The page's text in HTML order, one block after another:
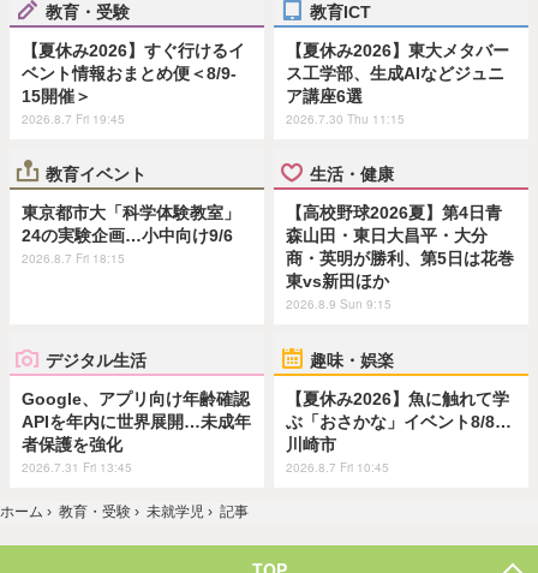
教育・受験
【夏休み2026】すぐ行けるイ
ベント情報おまとめ便＜8/9-
15開催＞
2026.8.7 Fri 19:45
教育ICT
【夏休み2026】東大メタバー
ス工学部、生成AIなどジュニ
ア講座6選
2026.7.30 Thu 11:15
教育イベント
東京都市大「科学体験教室」
24の実験企画…小中向け9/6
2026.8.7 Fri 18:15
生活・健康
【高校野球2026夏】第4日青
森山田・東日大昌平・大分
商・英明が勝利、第5日は花巻
東vs新田ほか
2026.8.9 Sun 9:15
デジタル生活
Google、アプリ向け年齢確認
APIを年内に世界展開…未成年
者保護を強化
2026.7.31 Fri 13:45
趣味・娯楽
【夏休み2026】魚に触れて学
ぶ「おさかな」イベント8/8…
川崎市
2026.8.7 Fri 10:45
ホーム › 教育・受験 › 未就学児 › 記事